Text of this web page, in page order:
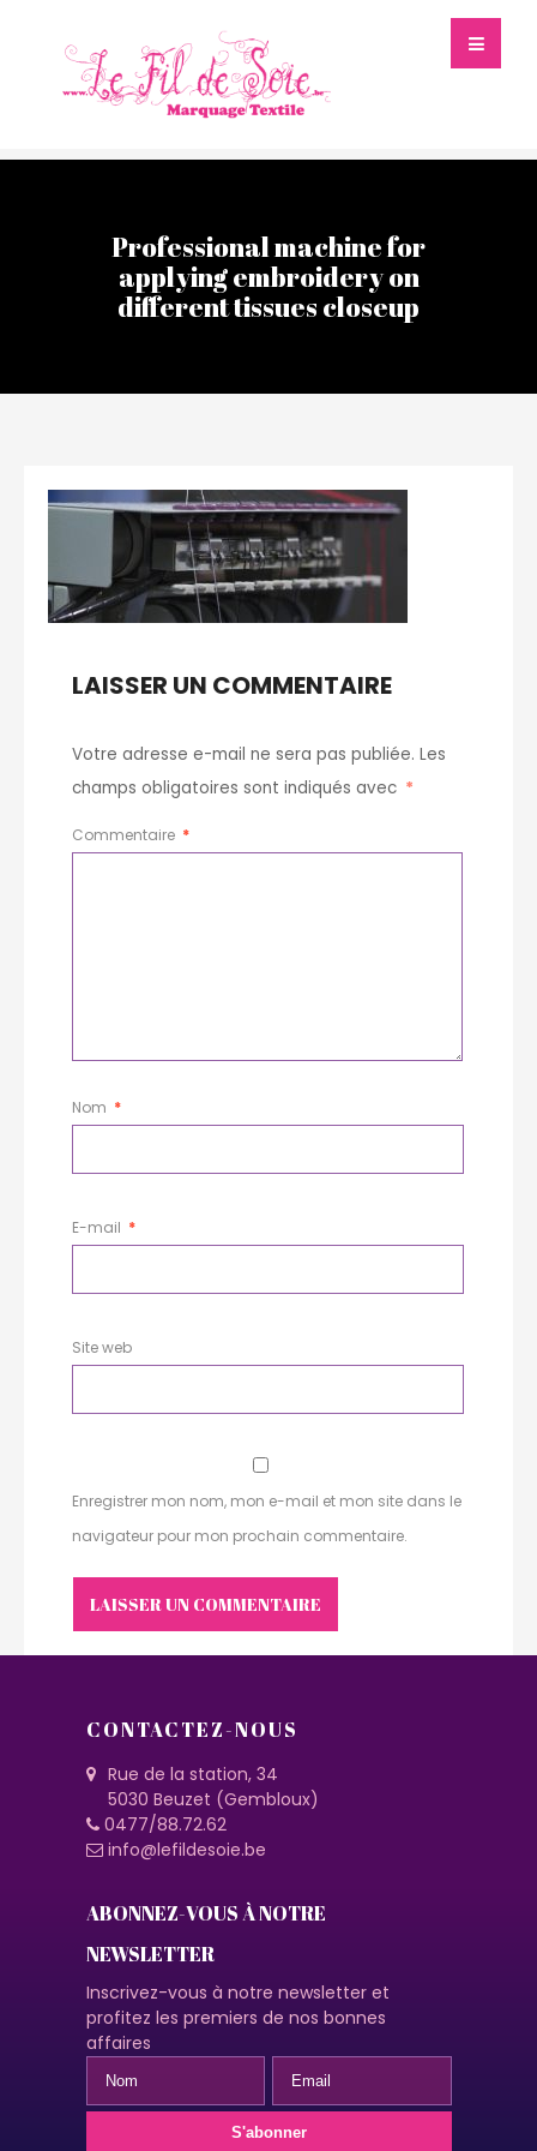
Professional machine for
applying embroidery on
different tissues closeup
LAISSER UN COMMENTAIRE
Votre adresse e-mail ne sera pas publiée. Les
champs obligatoires sont indiqués avec *
Commentaire *
Nom *
E-mail *
Site web
Enregistrer mon nom, mon e-mail et mon site dans le
navigateur pour mon prochain commentaire.
CONTACTEZ-NOUS
Rue de la station, 34
5030 Beuzet (Gembloux)
0477/88.72.62
info@lefildesoie.be
ABONNEZ-VOUS À NOTRE
NEWSLETTER
Inscrivez-vous à notre newsletter et
profitez les premiers de nos bonnes
affaires